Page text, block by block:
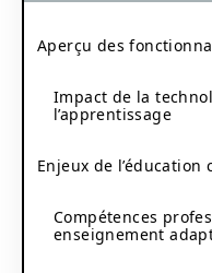
Aperçu des
Impact de la
l’apprentissage
Enjeux de l’éducation
Compétences
enseignement